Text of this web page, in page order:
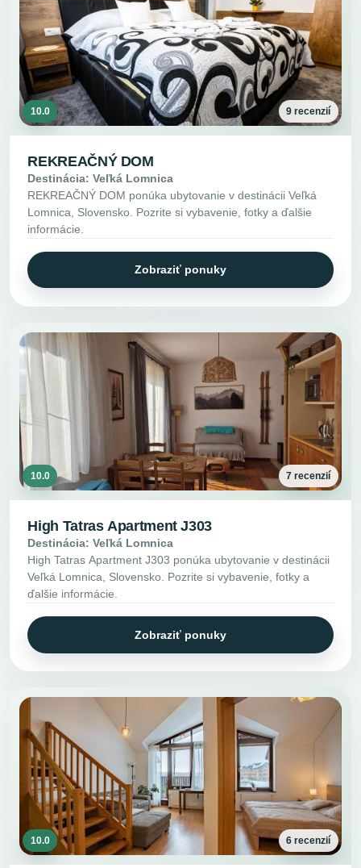
10.0 9 recenzií
REKREAČNÝ DOM
Destinácia: Veľká Lomnica
REKREAČNÝ DOM ponúka ubytovanie v destinácii Veľká
Lomnica, Slovensko. Pozrite si vybavenie, fotky a ďalšie
informácie.
Zobraziť ponuky
10.0 7 recenzií
High Tatras Apartment J303
Destinácia: Veľká Lomnica
High Tatras Apartment J303 ponúka ubytovanie v destinácii
Veľká Lomnica, Slovensko. Pozrite si vybavenie, fotky a
ďalšie informácie.
Zobraziť ponuky
10.0 6 recenzií